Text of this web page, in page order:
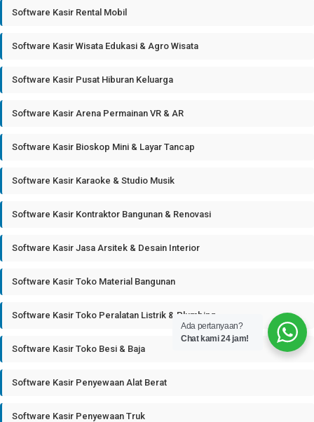
Software Kasir Rental Mobil
Software Kasir Wisata Edukasi & Agro Wisata
Software Kasir Pusat Hiburan Keluarga
Software Kasir Arena Permainan VR & AR
Software Kasir Bioskop Mini & Layar Tancap
Software Kasir Karaoke & Studio Musik
Software Kasir Kontraktor Bangunan & Renovasi
Software Kasir Jasa Arsitek & Desain Interior
Software Kasir Toko Material Bangunan
Software Kasir Toko Peralatan Listrik & Plumbing
Software Kasir Toko Besi & Baja
Software Kasir Penyewaan Alat Berat
Software Kasir Penyewaan Truk
Ada pertanyaan?
Chat kami 24 jam!